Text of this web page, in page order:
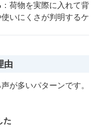
：荷物を実際に入れて背
いにくさが判明するケ
由
が多いパターンです。
た